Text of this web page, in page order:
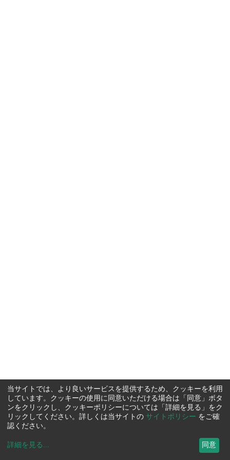
当サイトでは、より良いサービスを提供するため、クッキーを利用
しています。クッキーの使用に同意いただける場合は「同意」ボタ
ンをクリックし、クッキーポリシーについては「詳細を見る」をク
リックしてください。詳しくは当サイトの サイトポリシー をご確
認ください。
詳細を見る ... 同意